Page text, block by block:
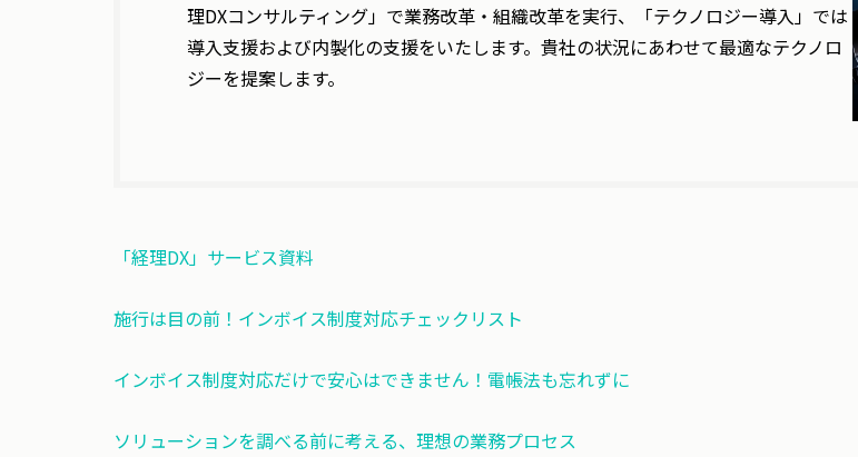
理DXコンサルティング」で業務改革・組織改革を実行、「テクノロジー導入」では
導入支援および内製化の支援をいたします。貴社の状況にあわせて最適なテクノロ
ジーを提案します。
「経理DX」サービス資料
施行は目の前！インボイス制度対応チェックリスト
インボイス制度対応だけで安心はできません！電帳法も忘れずに
ソリューションを調べる前に考える、理想の業務プロセス